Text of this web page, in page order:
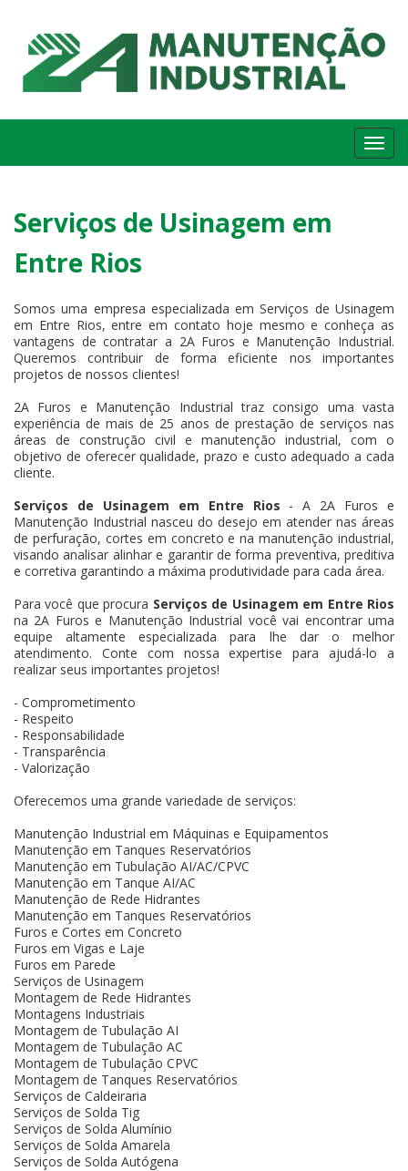
Serviços de Usinagem em
Entre Rios
Somos uma empresa especializada em Serviços de Usinagem
em Entre Rios, entre em contato hoje mesmo e conheça as
vantagens de contratar a 2A Furos e Manutenção Industrial.
Queremos contribuir de forma eficiente nos importantes
projetos de nossos clientes!
2A Furos e Manutenção Industrial traz consigo uma vasta
experiência de mais de 25 anos de prestação de serviços nas
áreas de construção civil e manutenção industrial, com o
objetivo de oferecer qualidade, prazo e custo adequado a cada
cliente.
Serviços de Usinagem em Entre Rios - A 2A Furos e
Manutenção Industrial nasceu do desejo em atender nas áreas
de perfuração, cortes em concreto e na manutenção industrial,
visando analisar alinhar e garantir de forma preventiva, preditiva
e corretiva garantindo a máxima produtividade para cada área.
Para você que procura Serviços de Usinagem em Entre Rios
na 2A Furos e Manutenção Industrial você vai encontrar uma
equipe altamente especializada para lhe dar o melhor
atendimento. Conte com nossa expertise para ajudá-lo a
realizar seus importantes projetos!
- Comprometimento
- Respeito
- Responsabilidade
- Transparência
- Valorização
Oferecemos uma grande variedade de serviços:
Manutenção Industrial em Máquinas e Equipamentos
Manutenção em Tanques Reservatórios
Manutenção em Tubulação AI/AC/CPVC
Manutenção em Tanque AI/AC
Manutenção de Rede Hidrantes
Manutenção em Tanques Reservatórios
Furos e Cortes em Concreto
Furos em Vigas e Laje
Furos em Parede
Serviços de Usinagem
Montagem de Rede Hidrantes
Montagens Industriais
Montagem de Tubulação AI
Montagem de Tubulação AC
Montagem de Tubulação CPVC
Montagem de Tanques Reservatórios
Serviços de Caldeiraria
Serviços de Solda Tig
Serviços de Solda Alumínio
Serviços de Solda Amarela
Serviços de Solda Autógena